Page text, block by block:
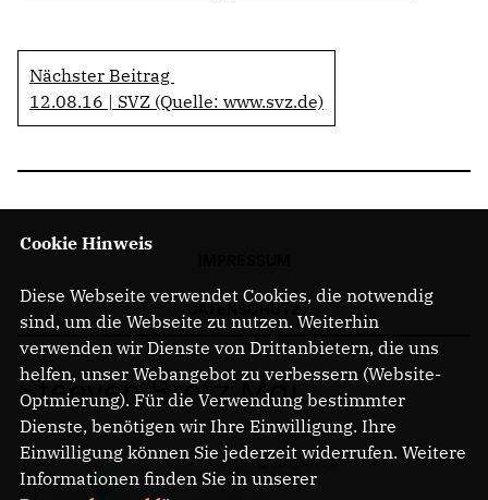
Nächster Beitrag
12.08.16 | SVZ (Quelle: www.svz.de)
Steeven Bretz MdL
Cookie Hinweis
Diese Webseite verwendet Cookies, die notwendig
sind, um die Webseite zu nutzen. Weiterhin
verwenden wir Dienste von Drittanbietern, die uns
helfen, unser Webangebot zu verbessern (Website-
Optmierung). Für die Verwendung bestimmter
Dienste, benötigen wir Ihre Einwilligung. Ihre
Einwilligung können Sie jederzeit widerrufen. Weitere
Informationen finden Sie in unserer